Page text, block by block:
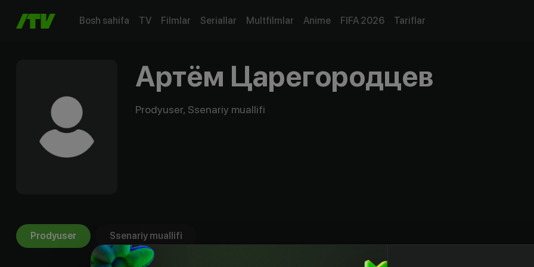
Bosh sahifa TV Filmlar Seriallar Multfilmlar Anime FIFA 2026 Tariflar
Артём Царегородцев
Prodyuser, Ssenariy muallifi
Prodyuser Ssenariy muallifi